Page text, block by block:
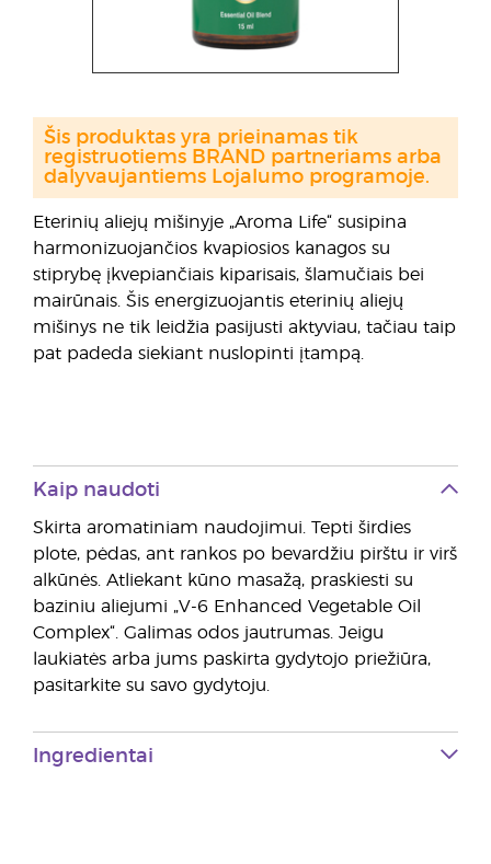
Eterinių aliejų mišinyje „Aroma Life“ susipina
harmonizuojančios kvapiosios kanagos su
stiprybę įkvepiančiais kiparisais, šlamučiais bei
mairūnais. Šis energizuojantis eterinių aliejų
mišinys ne tik leidžia pasijusti aktyviau, tačiau taip
pat padeda siekiant nuslopinti įtampą.
Šis produktas yra prieinamas tik
registruotiems BRAND partneriams arba
dalyvaujantiems Lojalumo programoje.
Kaip naudoti
Skirta aromatiniam naudojimui. Tepti širdies
plote, pėdas, ant rankos po bevardžiu pirštu ir virš
alkūnės. Atliekant kūno masažą, praskiesti su
baziniu aliejumi „V-6 Enhanced Vegetable Oil
Complex“. Galimas odos jautrumas. Jeigu
laukiatės arba jums paskirta gydytojo priežiūra,
pasitarkite su savo gydytoju.
Ingredientai